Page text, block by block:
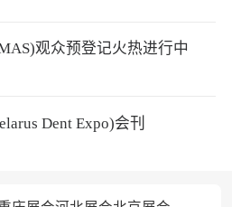
观众预登记火热进行中
Dent Expo)会刊